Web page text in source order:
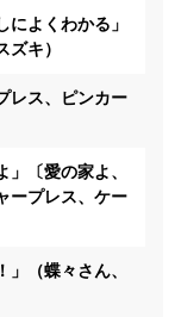
によくわかる」
ズキ）
レス、ピンカー
」〔愛の家よ、
ープレス、ケー
」（蝶々さん、